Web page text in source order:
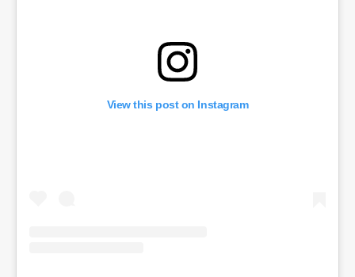
View this post on Instagram